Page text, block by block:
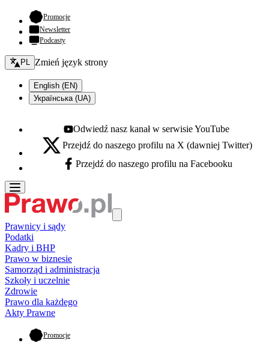
Promocje- otwiera się w nowej karcie
Newsletter
Podcasty
Zmień język - bieżący:
PL Zmień język strony
English (EN)
Українська (UA)
Youtube - otwiera się w nowej karcie
Odwiedź nasz kanał w serwisie YouTube
X - otwiera się w nowej karcie
Przejdź do naszego profilu na X (dawniej Twitter)
Facebook - otwiera się w nowej karcie
Przejdź do naszego profilu na Facebooku
Prawnicy i sądy
Podatki
Kadry i BHP
Prawo w biznesie
Samorząd i administracja
Szkoły i uczelnie
Zdrowie
Prawo dla każdego
Akty Prawne
Promocje- otwiera się w nowej karcie